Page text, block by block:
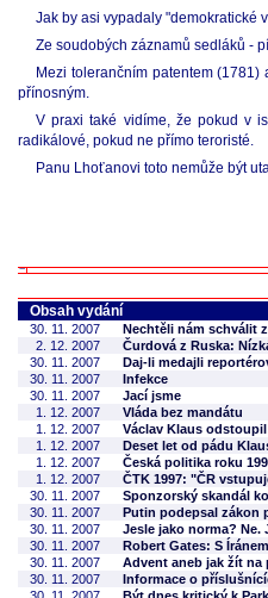
Jak by asi vypadaly "demokratické
Ze soudobých záznamů sedláků -
Mezi tolerančním patentem
přínosným.
V praxi také vidíme, že pokud v
radikálové, pokud ne přímo teroristé.
Panu Lhoťanovi toto nemůže být
Obsah vydání
30. 11. 2007 Nechtěli nám schválit
2. 12. 2007
Čurdová z Ruska:
30. 11. 2007
Daj-li medajli
30. 11. 2007
Infekce
30. 11. 2007
Jací jsme
1. 12. 2007
Vláda bez mandátu
1. 12. 2007
Václav Klaus
1. 12. 2007
Deset let od pádu
1. 12. 2007
Česká politika roku
1. 12. 2007
ČTK 1997: "ČR
30. 11. 2007
Sponzorský skandál
30. 11. 2007
Putin podepsal zákon
30. 11. 2007
Jesle jako norma? Ne.
30. 11. 2007
Robert Gates: S
30. 11. 2007
Advent aneb jak žít na
30. 11. 2007
Informace o